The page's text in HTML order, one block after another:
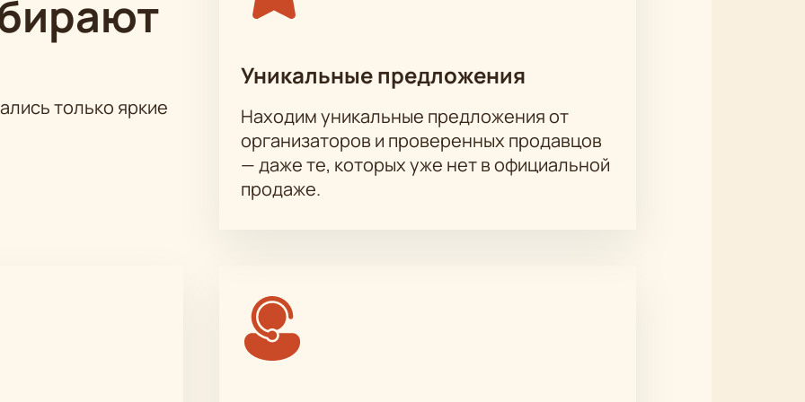
и узнать больше о событиях, которые формировали современный мир.
Валерий Афанасьев, Борис Невзоров, Максим Филатов, Александр Волков, Александр
только яркие
Уникальные предложения
Находим уникальные предложения от
организаторов и проверенных продавцов
— даже те, которых уже нет в официальной
продаже.